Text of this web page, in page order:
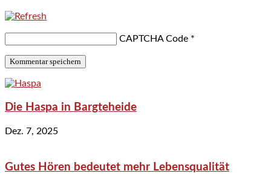
CAPTCHA Code *
Die Haspa in Bargteheide
Dez. 7, 2025
Gutes Hören bedeutet mehr Lebensqualität